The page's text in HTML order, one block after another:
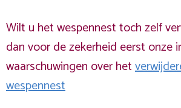
Wilt u het wespennest toch zelf
dan voor de zekerheid eerst onze
waarschuwingen over het
wespennest